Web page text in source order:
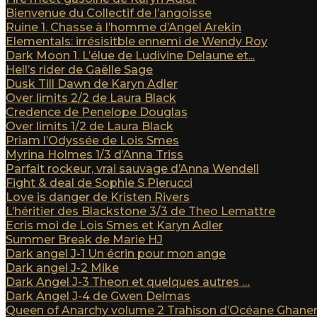
Bienvenue du Collectif de l’angoisse
Ruine 1. Chasse à l’homme d’Angel Arekin
Elementals: irrésisitble ennemi de Wendy Roy
Dark Moon 1. L’élue de Ludivine Delaune et...
Hell’s rider de Gaëlle Sage
Dusk Till Dawn de Karyn Adler
Over limits 2/2 de Laura Black
Credence de Penelope Douglas
Over limits 1/2 de Laura Black
Priam l’Odyssée de Lois Smes
Myrina Holmes 1/3 d’Anna Triss
Parfait rockeur, vrai sauvage d’Anna Wendell
Fight & deal de Sophie S Pierucci
Love is danger de Kristen Rivers
L’héritier des Blackstone 3/3 de Theo Lemattre
Ecris moi de Lois Smes et Karyn Adler
Summer Break de Marie HJ
Dark angel J-1 Un écrin pour mon ange
Dark angel J-2 Mike
Dark Angel J-3 Theon et quelques autres …
Dark Angel J-4 de Gwen Delmas
Queen of Anarchy volume 2 Trahison d’Océane